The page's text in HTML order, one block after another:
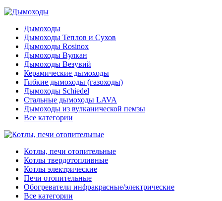
Дымоходы
Дымоходы Теплов и Сухов
Дымоходы Rosinox
Дымоходы Вулкан
Дымоходы Везувий
Керамические дымоходы
Гибкие дымоходы (газоходы)
Дымоходы Schiedel
Стальные дымоходы LAVA
Дымоходы из вулканической пемзы
Все категории
Котлы, печи отопительные
Котлы твердотопливные
Котлы электрические
Печи отопительные
Обогреватели инфракрасные/электрические
Все категории